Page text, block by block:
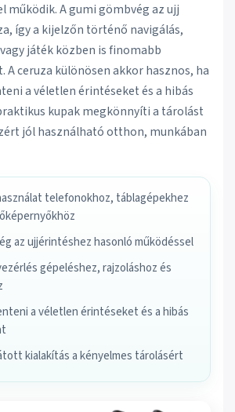
működik. A gumi gömbvég az ujj
így a kijelzőn történő navigálás,
játék közben is finomabb
ceruza különösen akkor hasznos, ha
a véletlen érintéseket és a hibás
kupak megkönnyíti a tárolást
jól használható otthon, munkában
telefonokhoz, táblagépekhez
az ujjérintéshez hasonló működéssel
gépeléshez, rajzoláshoz és
a véletlen érintéseket és a hibás
kialakítás a kényelmes tárolásért